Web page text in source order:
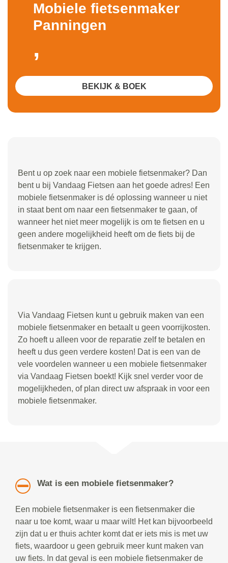
Bent u op zoek naar een mobiele fietsenmaker? Dan
bent u bij Vandaag Fietsen aan het goede adres! Een
mobiele fietsenmaker is dé oplossing wanneer u niet
in staat bent om naar een fietsenmaker te gaan, of
wanneer het niet meer mogelijk is om te fietsen en u
geen andere mogelijkheid heeft om de fiets bij de
fietsenmaker te krijgen.
Mobiele fietsenmaker
Panningen
,
BEKIJK & BOEK
Via Vandaag Fietsen kunt u gebruik maken van een
mobiele fietsenmaker en betaalt u geen voorrijkosten.
Zo hoeft u alleen voor de reparatie zelf te betalen en
heeft u dus geen verdere kosten! Dat is een van de
vele voordelen wanneer u een mobiele fietsenmaker
via Vandaag Fietsen boekt! Kijk snel verder voor de
mogelijkheden, of plan direct uw afspraak in voor een
mobiele fietsenmaker.
Wat is een mobiele fietsenmaker?
Een mobiele fietsenmaker is een fietsenmaker die
naar u toe komt, waar u maar wilt! Het kan bijvoorbeeld
zijn dat u er thuis achter komt dat er iets mis is met uw
fiets, waardoor u geen gebruik meer kunt maken van
uw fiets. In dat geval is een mobiele fietsenmaker de